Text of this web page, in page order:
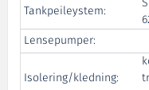
Tankpeileystem:
Lensepumper:
Isolering/kledning: